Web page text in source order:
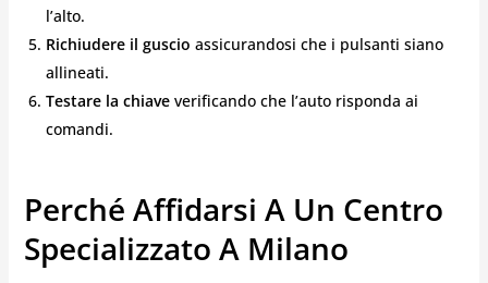
l’alto.
Richiudere il guscio assicurandosi che i pulsanti siano
allineati.
Testare la chiaveverificando che l’auto risponda ai
comandi.
Perché Affidarsi A Un Centro
Specializzato A Milano